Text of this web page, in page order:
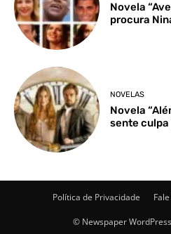
Novela
procura
NOVELAS
Novela
sente culpa
Política de Privacidade
© Newspaper